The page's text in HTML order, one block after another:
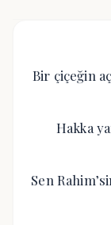
Bir çiçeğin
Hakka
Sen